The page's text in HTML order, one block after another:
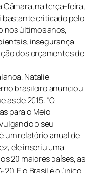
Câmara, na terça-feira,
bastante criticado pelo
nos últimos anos,
insegurança
dos orçamentos de
Natalie
brasileiro anunciou
as de 2015. “O
para o Meio
o seu
um relatório anual de
ele inseriu uma
20 maiores países, as
E o Brasil é o único